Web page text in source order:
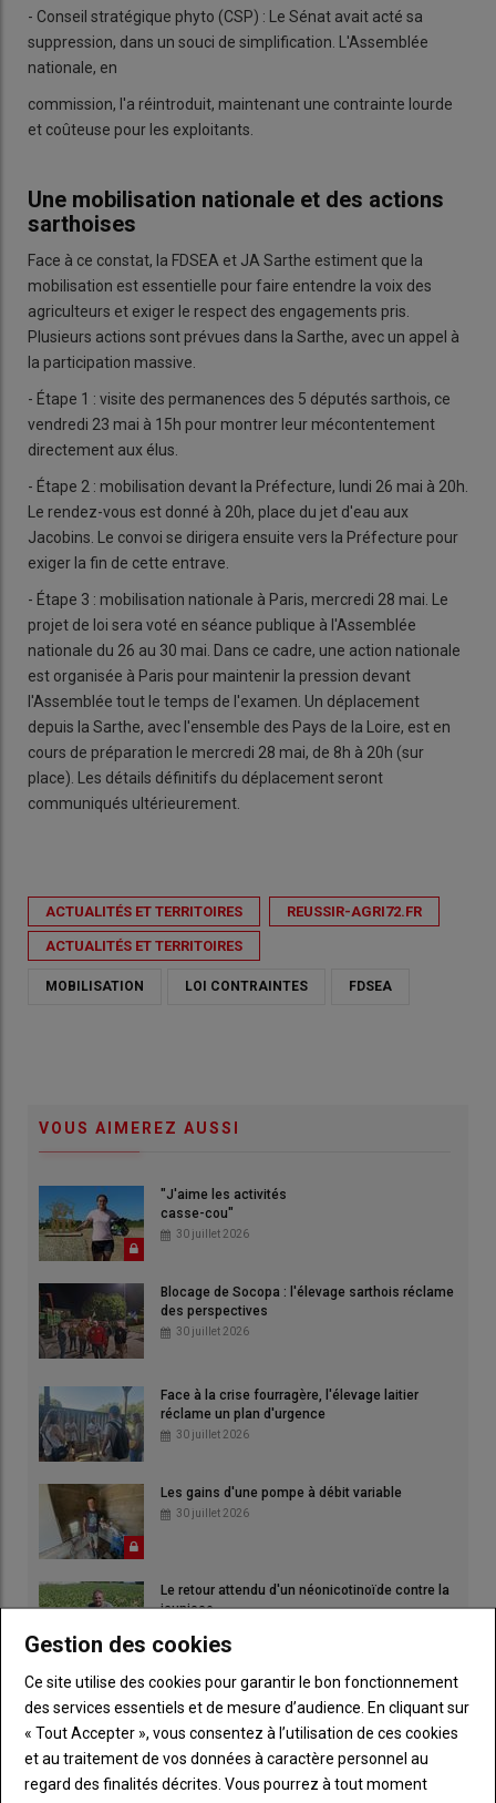
- Conseil stratégique phyto (CSP) : Le Sénat avait acté sa
suppression, dans un souci de simplification. L'Assemblée
nationale, en
commission, l'a réintroduit, maintenant une contrainte lourde
et coûteuse pour les exploitants.
Une mobilisation nationale et des actions
sarthoises
Face à ce constat, la FDSEA et JA Sarthe estiment que la
mobilisation est essentielle pour faire entendre la voix des
agriculteurs et exiger le respect des engagements pris.
Plusieurs actions sont prévues dans la Sarthe, avec un appel à
la participation massive.
- Étape 1 : visite des permanences des 5 députés sarthois, ce
vendredi 23 mai à 15h pour montrer leur mécontentement
directement aux élus.
- Étape 2 : mobilisation devant la Préfecture, lundi 26 mai à 20h.
Le rendez-vous est donné à 20h, place du jet d'eau aux
Jacobins. Le convoi se dirigera ensuite vers la Préfecture pour
exiger la fin de cette entrave.
- Étape 3 : mobilisation nationale à Paris, mercredi 28 mai. Le
projet de loi sera voté en séance publique à l'Assemblée
nationale du 26 au 30 mai. Dans ce cadre, une action nationale
est organisée à Paris pour maintenir la pression devant
l'Assemblée tout le temps de l'examen. Un déplacement
depuis la Sarthe, avec l'ensemble des Pays de la Loire, est en
cours de préparation le mercredi 28 mai, de 8h à 20h (sur
place). Les détails définitifs du déplacement seront
communiqués ultérieurement.
ACTUALITÉS ET TERRITOIRES REUSSIR-AGRI72.FR
ACTUALITÉS ET TERRITOIRES
MOBILISATION LOI CONTRAINTES FDSEA
VOUS AIMEREZ AUSSI
"J'aime les activités
casse-cou"
30 juillet 2026
Blocage de Socopa : l'élevage sarthois réclame
des perspectives
30 juillet 2026
Face à la crise fourragère, l'élevage laitier
réclame un plan d'urgence
30 juillet 2026
Les gains d'une pompe à débit variable
30 juillet 2026
Le retour attendu d'un néonicotinoïde contre la
jaunisse
Gestion des cookies
Ce site utilise des cookies pour garantir le bon fonctionnement
des services essentiels et de mesure d’audience. En cliquant sur
« Tout Accepter », vous consentez à l’utilisation de ces cookies
et au traitement de vos données à caractère personnel au
regard des finalités décrites. Vous pourrez à tout moment